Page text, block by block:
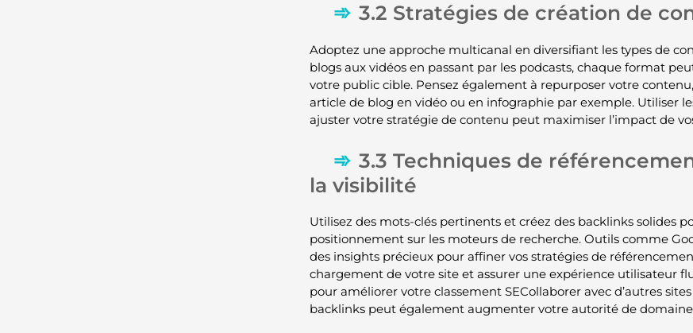
3.2 Stratégies de création de
Adoptez une approche multicanal en diversifiant les types de
blogs aux vidéos en passant par les podcasts, chaque format
votre public cible. Pensez également à repurposer votre
article de blog en vidéo ou en infographie par exemple. Utiliser
ajuster votre stratégie de contenu peut maximiser l’impact de
3.3 Techniques de
la visibilité
Utilisez des mots-clés pertinents et créez des backlinks solides
positionnement sur les moteurs de recherche. Outils comme
des insights précieux pour affiner vos stratégies de
chargement de votre site et assurer une expérience utilisateur
pour améliorer votre classement SECollaborer avec d’autres
backlinks peut également augmenter votre autorité de